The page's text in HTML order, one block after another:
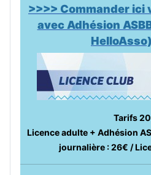
>>>> Commander ici
avec Adhésion
Tarifs
Licence adulte + Adhésion
journalière : 26€ /